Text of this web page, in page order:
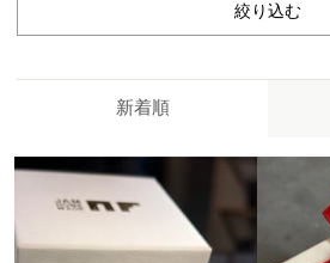
絞り込む
新着順